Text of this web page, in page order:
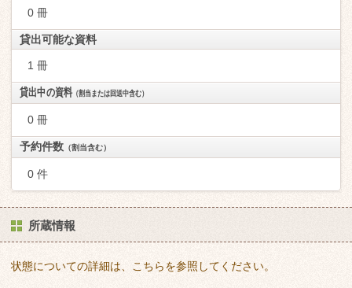
0 冊
貸出可能な資料
1 冊
貸出中の資料（割当または回送中含む）
0 冊
予約件数 （割当含む）
0 件
所蔵情報
状態についての詳細は、こちらを参照してください。